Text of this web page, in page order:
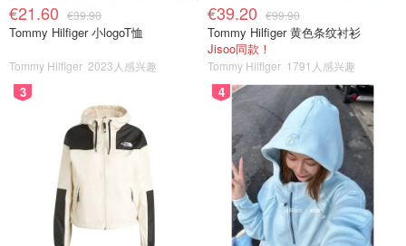
€21.60 €39.90
Tommy Hilfiger 小logoT恤
Tommy Hilfiger 2023人感兴趣
€39.20 €99.90
Tommy Hilfiger 黄色条纹衬衫
Jisoo同款！
Tommy Hilfiger 1791人感兴趣
3 4